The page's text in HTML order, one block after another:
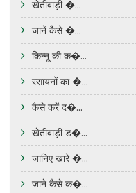
खेतीबाड़ी �...
जानें कैसे �...
किन्नू की क�...
रसायनों का �...
कैसे करें द�...
खेतीबाड़ी ड�...
जानिए खारे �...
जाने कैसे क�...